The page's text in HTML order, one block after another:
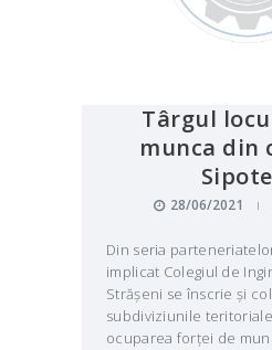
ADMITERE
PARTENERI
GALERIE
CONTACTE
Târgul
munca din
28/06/2021
Din seria
implicat Colegiul de
Strășeni se înscrie și
subdiviziunile
ocuparea forței de